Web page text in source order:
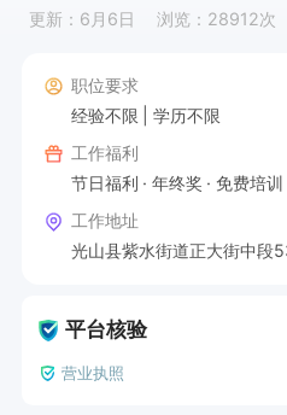
更新：6月6日
浏览：28912次
职位要求
经验不限
学历不限
工作福利
节日福利
年终奖 免费培训
工作地址
光山县紫水街道正大街中段
平台核验
营业执照